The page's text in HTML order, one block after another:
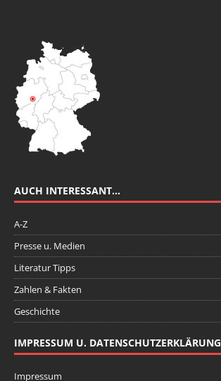
AUCH INTERESSANT…
A-Z
Presse u. Medien
Literatur Tipps
Zahlen & Fakten
Geschichte
IMPRESSUM U. DATENSCHUTZERKLÄRUNG
Impressum